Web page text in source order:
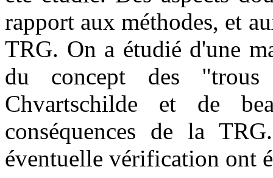
rapport aux méthodes, et
TRG. On a étudié d'une
du concept des
Chvartschilde et de
conséquences de la
éventuelle vérification ont